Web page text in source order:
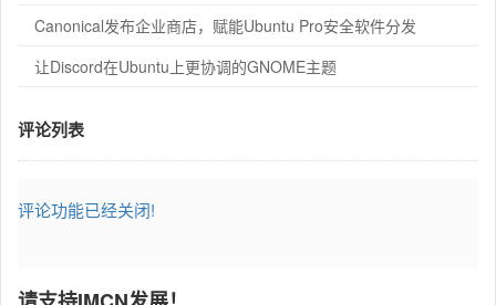
Canonical发布企业商店，赋能Ubuntu Pro安全软件分发
让Discord在Ubuntu上更协调的GNOME主题
评论列表
评论功能已经关闭!